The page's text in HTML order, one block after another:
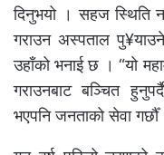
दिनुभयो । सहज स्थिति
गराउन अस्पताल
उहाँको भनाई छ । “यो
गराउनबाट बञ्चित
भएपनि जनताको सेवा गर्छौँ